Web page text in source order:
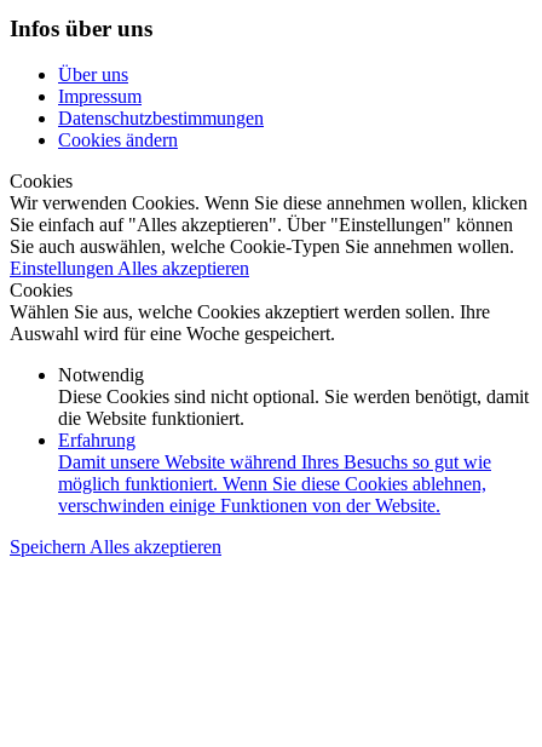
Infos über uns
Über uns
Impressum
Datenschutzbestimmungen
Cookies ändern
Cookies
Wir verwenden Cookies. Wenn Sie diese annehmen wollen, klicken
Sie einfach auf "Alles akzeptieren". Über "Einstellungen" können
Sie auch auswählen, welche Cookie-Typen Sie annehmen wollen.
Einstellungen Alles akzeptieren
Cookies
Wählen Sie aus, welche Cookies akzeptiert werden sollen. Ihre
Auswahl wird für eine Woche gespeichert.
Notwendig
Diese Cookies sind nicht optional. Sie werden benötigt, damit
die Website funktioniert.
Erfahrung
Damit unsere Website während Ihres Besuchs so gut wie
möglich funktioniert. Wenn Sie diese Cookies ablehnen,
verschwinden einige Funktionen von der Website.
Speichern Alles akzeptieren